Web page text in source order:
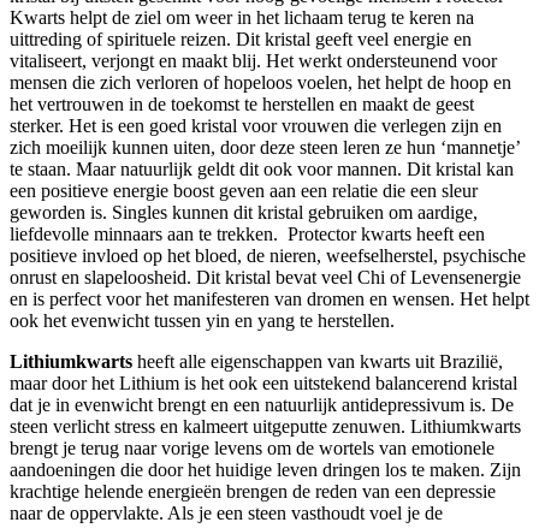
Kwarts helpt de ziel om weer in het lichaam terug te keren na
uittreding of spirituele reizen. Dit kristal geeft veel energie en
vitaliseert, verjongt en maakt blij. Het werkt ondersteunend voor
mensen die zich verloren of hopeloos voelen, het helpt de hoop en
het vertrouwen in de toekomst te herstellen en maakt de geest
sterker. Het is een goed kristal voor vrouwen die verlegen zijn en
zich moeilijk kunnen uiten, door deze steen leren ze hun ‘mannetje’
te staan. Maar natuurlijk geldt dit ook voor mannen. Dit kristal kan
een positieve energie boost geven aan een relatie die een sleur
geworden is. Singles kunnen dit kristal gebruiken om aardige,
liefdevolle minnaars aan te trekken. Protector kwarts heeft een
positieve invloed op het bloed, de nieren, weefselherstel, psychische
onrust en slapeloosheid. Dit kristal bevat veel Chi of Levensenergie
en is perfect voor het manifesteren van dromen en wensen. Het helpt
ook het evenwicht tussen yin en yang te herstellen.
Lithiumkwarts heeft alle eigenschappen van kwarts uit Brazilië,
maar door het Lithium is het ook een uitstekend balancerend kristal
dat je in evenwicht brengt en een natuurlijk antidepressivum is. De
steen verlicht stress en kalmeert uitgeputte zenuwen. Lithiumkwarts
brengt je terug naar vorige levens om de wortels van emotionele
aandoeningen die door het huidige leven dringen los te maken. Zijn
krachtige helende energieën brengen de reden van een depressie
naar de oppervlakte. Als je een steen vasthoudt voel je de